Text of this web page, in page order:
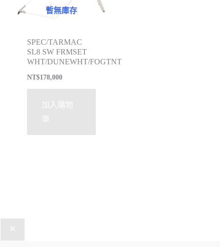
暫無庫存
SPEC/TARMAC
SL8 SW FRMSET
WHT/DUNEWHT/FOGTNT
NT$178,000
加入購物
車